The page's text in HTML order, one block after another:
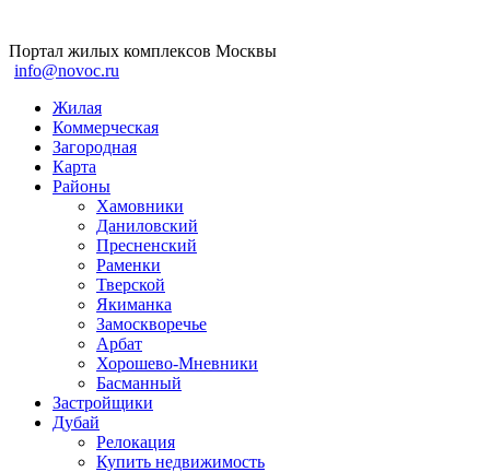
Портал жилых комплексов Москвы
info@novoc.ru
Жилая
Коммерческая
Загородная
Карта
Районы
Хамовники
Даниловский
Пресненский
Раменки
Тверской
Якиманка
Замоскворечье
Арбат
Хорошево-Мневники
Басманный
Застройщики
Дубай
Релокация
Купить недвижимость